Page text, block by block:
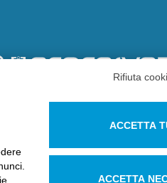
È vietata la riproduzione,
Rifiuta
ACCETTA
ACCETTA